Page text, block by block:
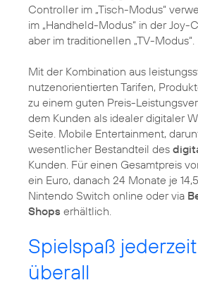
Controller im „Tisch-Modus“
im „Handheld-Modus“ in der
aber im traditionellen „TV-Modus“.
Mit der Kombination aus
nutzenorientierten Tarifen,
zu einem guten Preis-
dem Kunden als idealer digitaler
Seite. Mobile Entertainment,
wesentlicher Bestandteil des
Kunden. Für einen Gesamtpreis
ein Euro, danach 24 Monate je
Nintendo Switch online oder via
Shops erhältlich.
Spielspaß
überall